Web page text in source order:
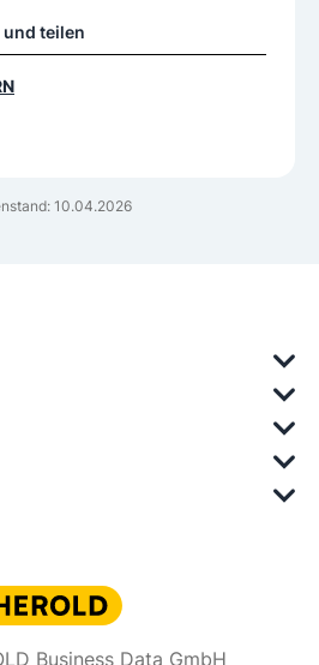
10.04.2026
teilen
Business Data GmbH